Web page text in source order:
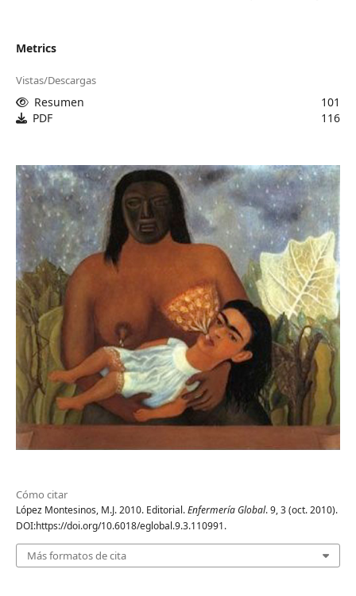
Metrics
Vistas/Descargas
Resumen
101
PDF
116
Cómo citar
López Montesinos, M.J. 2010. Editorial.Enfermería Global. 9, 3 (oct. 2010).
DOI:https://doi.org/10.6018/eglobal.9.3.110991.
Más formatos de cita